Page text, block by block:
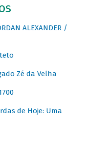
ALEXANDER /
Zé da Velha
de Hoje: Uma